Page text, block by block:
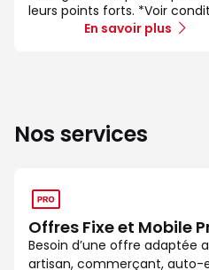
leurs points forts. *Voir
En savoir plus
Nos services
Offres Fixe et Mobile
Besoin d’une offre adaptée
artisan, commerçant, auto-